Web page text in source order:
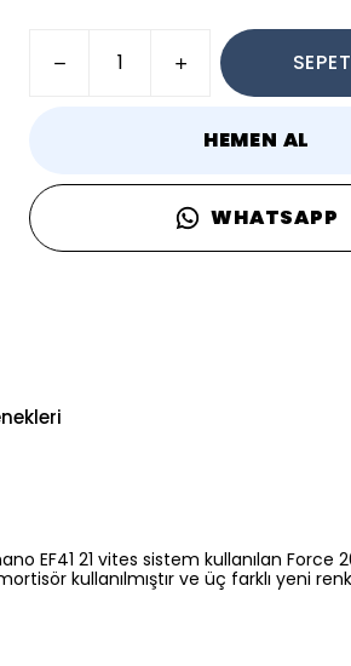
HEMEN AL
WHATSAPP
EF41 21 vites sistem kullanılan Force
kullanılmıştır ve üç farklı yeni renk